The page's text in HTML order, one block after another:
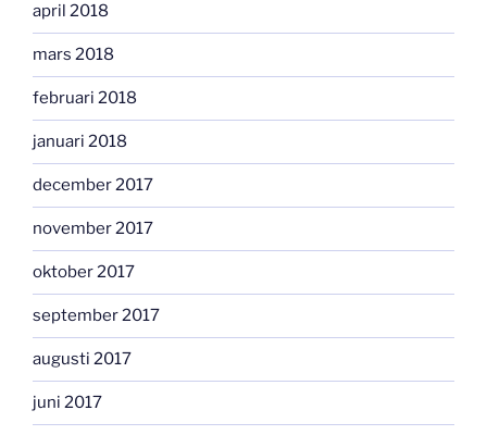
april 2018
mars 2018
februari 2018
januari 2018
december 2017
november 2017
oktober 2017
september 2017
augusti 2017
juni 2017